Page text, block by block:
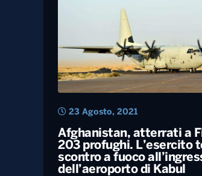
Afghanistan, atterrati a
203 profughi. L’esercito
scontro a fuoco
dell’aeroporto di Kabul
23 Agosto, 2021